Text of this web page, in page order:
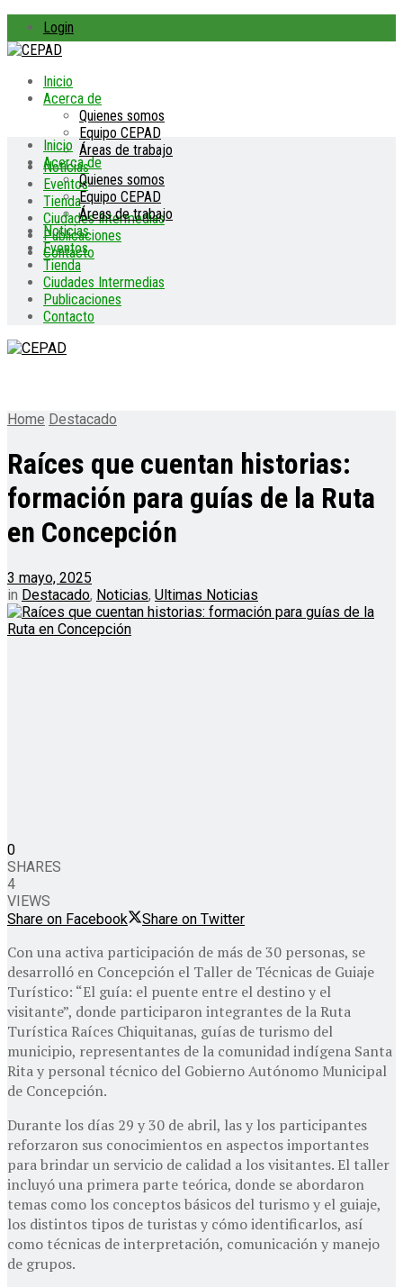
Login
Inicio
Acerca de
Quienes somos
Equipo CEPAD
Áreas de trabajo
Noticias
Eventos
Tienda
Ciudades Intermedias
Publicaciones
Contacto
Inicio
Acerca de
Quienes somos
Equipo CEPAD
Áreas de trabajo
Noticias
Eventos
Tienda
Ciudades Intermedias
Publicaciones
Contacto
Home Destacado
Raíces que cuentan historias:
formación para guías de la Ruta
en Concepción
3 mayo, 2025
in Destacado, Noticias, Ultimas Noticias
0
SHARES
4
VIEWS
Share on Facebook
Share on Twitter
Con una activa participación de más de 30 personas, se
desarrolló en Concepción el Taller de Técnicas de Guiaje
Turístico: “El guía: el puente entre el destino y el
visitante”, donde participaron integrantes de la Ruta
Turística Raíces Chiquitanas, guías de turismo del
municipio, representantes de la comunidad indígena Santa
Rita y personal técnico del Gobierno Autónomo Municipal
de Concepción.
Durante los días 29 y 30 de abril, las y los participantes
reforzaron sus conocimientos en aspectos importantes
para brindar un servicio de calidad a los visitantes. El taller
incluyó una primera parte teórica, donde se abordaron
temas como los conceptos básicos del turismo y el guiaje,
los distintos tipos de turistas y cómo identificarlos, así
como técnicas de interpretación, comunicación y manejo
de grupos.